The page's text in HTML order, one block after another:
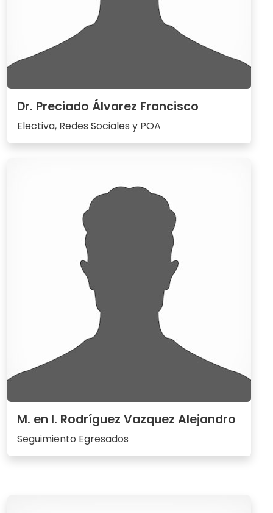
Dr. Preciado Álvarez Francisco
Electiva, Redes Sociales y POA
M. en I. Rodríguez Vazquez Alejandro
Seguimiento Egresados